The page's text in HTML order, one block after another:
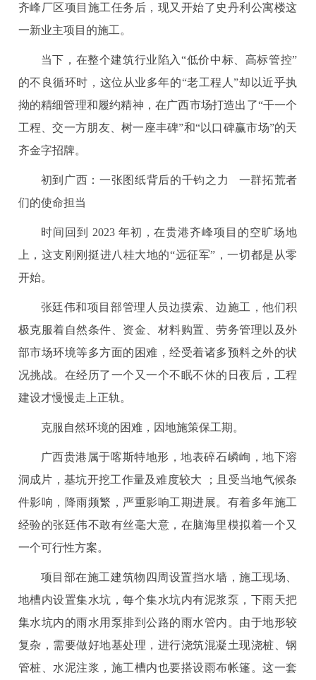
齐峰厂区项目施工任务后，现又开始了史丹利公寓楼这
一新业主项目的施工。
当下，在整个建筑行业陷入“低价中标、高标管控”
的不良循环时，这位从业多年的“老工程人”却以近乎执
拗的精细管理和履约精神，在广西市场打造出了“干一个
工程、交一方朋友、树一座丰碑”和“以口碑赢市场”的天
齐金字招牌。
初到广西：一张图纸背后的千钧之力 一群拓荒者
们的使命担当
时间回到 2023 年初，在贵港齐峰项目的空旷场地
上，这支刚刚挺进八桂大地的“远征军”，一切都是从零
开始。
张廷伟和项目部管理人员边摸索、边施工，他们积
极克服着自然条件、资金、材料购置、劳务管理以及外
部市场环境等多方面的困难，经受着诸多预料之外的状
况挑战。在经历了一个又一个不眠不休的日夜后，工程
建设才慢慢走上正轨。
克服自然环境的困难，因地施策保工期。
广西贵港属于喀斯特地形，地表碎石嶙峋，地下溶
洞成片，基坑开挖工作量及难度较大 ；且受当地气候条
件影响，降雨频繁，严重影响工期进展。有着多年施工
经验的张廷伟不敢有丝毫大意，在脑海里模拟着一个又
一个可行性方案。
项目部在施工建筑物四周设置挡水墙，施工现场、
地槽内设置集水坑，每个集水坑内有泥浆泵，下雨天把
集水坑内的雨水用泵排到公路的雨水管内。由于地形较
复杂，需要做好地基处理，进行浇筑混凝土现浇桩、钢
管桩、水泥注浆，施工槽内也要搭设雨布帐篷。这一套